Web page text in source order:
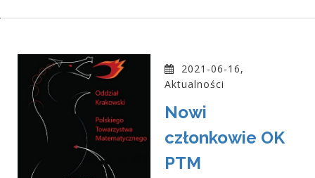
2021-06-16,
Aktualności
Nowi
członkowie OK
PTM